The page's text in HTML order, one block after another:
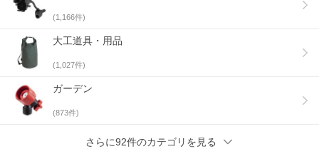
(1,166件)
大工道具・用品
(1,027件)
ガーデン
(873件)
さらに92件のカテゴリを見る